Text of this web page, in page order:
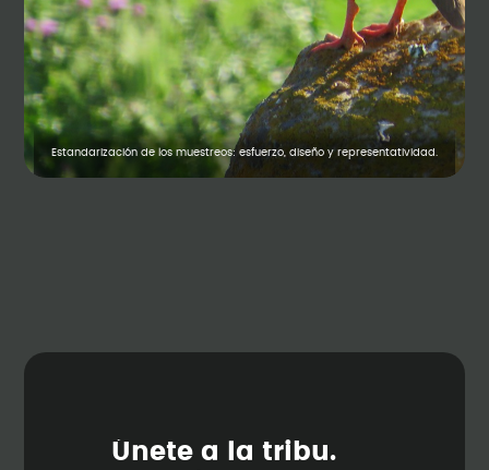
Estandarización de los muestreos: esfuerzo, diseño y representatividad.
Únete a la tribu.